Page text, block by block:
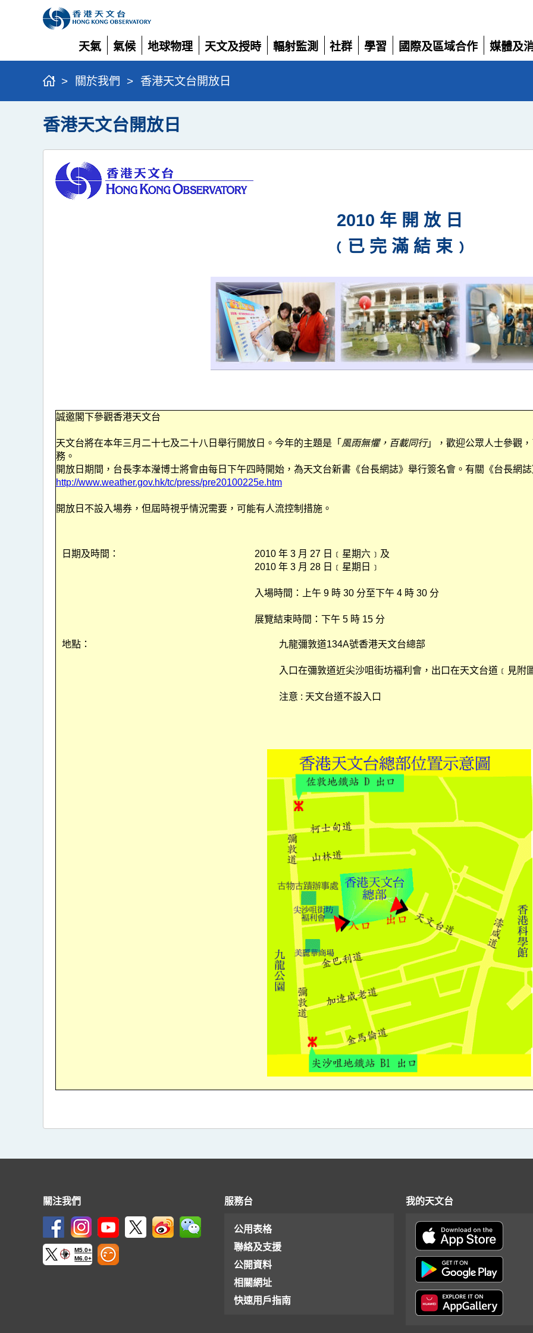
天氣
展
開
氣候
展
開
地球物理
展
開
天文及授時
展
開
輻射監測
展
社群
展
學習
展
國際及區域合作
展
媒體及
展
> 關於我們 > 香港天文台開放日
香港天文台開放日
2010 年 開 放 日
﹙已 完 滿 結 束﹚
誠邀閣下參觀香港天文台
天文台將在本年三月二十七及二十八日舉行開放日。今年的主題是「 風雨無懼，百載同行」，歡迎公眾人士參觀
務。
開放日期間，台長李本瀅博士將會由每日下午四時開始，為天文台新書《台長網誌》舉行簽名會。有關《台長網
http://www.weather.gov.hk/tc/press/pre20100225e.htm
開放日不設入場券，但屆時視乎情況需要，可能有人流控制措施。
日期及時間：
2010 年 3 月 27 日﹝星期六﹞及
2010 年 3 月 28 日﹝星期日﹞
入場時間：上午 9 時 30 分至下午 4 時 30 分
展覽結束時間：下午 5 時 15 分
地點： 九龍彌敦道134A號香港天文台總部
入口在彌敦道近尖沙咀街坊褔利會，出口在天文台道﹝見附
注意 : 天文台道不設入口
關注我們
M5.0+
M6.0+
服務台
公用表格
聯絡及支援
公開資料
相關網址
快速用戶指南
我的天文台